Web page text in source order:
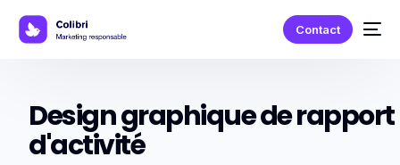
Contact
Design graphique de rapport
d'activité